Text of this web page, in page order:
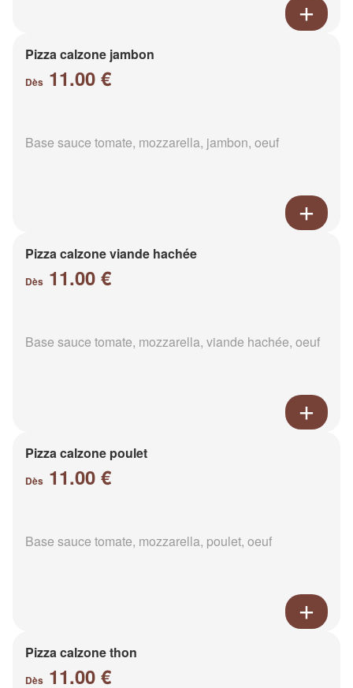
Pizza calzone jambon
Dès 11.00 €
Base sauce tomate, mozzarella, jambon, oeuf
Pizza calzone viande hachée
Dès 11.00 €
Base sauce tomate, mozzarella, viande hachée, oeuf
Pizza calzone poulet
Dès 11.00 €
Base sauce tomate, mozzarella, poulet, oeuf
Pizza calzone thon
Dès 11.00 €